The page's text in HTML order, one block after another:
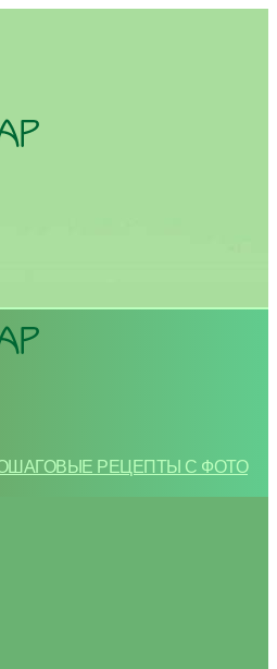
РЕЦЕПТЫ С ФОТО